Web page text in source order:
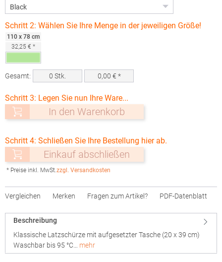
Schritt 2: Wählen Sie Ihre Menge in der jeweiligen Größe!
110 x 78 cm
32,25 € *
Gesamt: 0 Stk. 0,00 € *
Schritt 3: Legen Sie nun Ihre Ware...
In den Warenkorb
Schritt 4: Schließen Sie Ihre Bestellung hier ab.
Einkauf abschließen
* Preise inkl. MwSt.zzgl. Versandkosten
Vergleichen Merken Fragen zum Artikel? PDF-Datenblatt
Beschreibung
Klassische Latzschürze mit aufgesetzter Tasche (20 x 39 cm)
Waschbar bis 95 °C… mehr